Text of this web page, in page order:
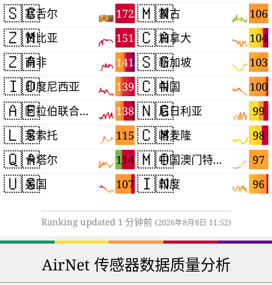
🇸🇨 172
塞舌尔
🇿🇲 151
赞比亚
🇿🇦 141
南非
🇮🇩 139
印度尼西亚
🇦🇪 138
阿拉伯联合酋长国
🇱🇸 115
莱索托
🇶🇦 114
卡塔尔
🇺🇸 107
美国
🇲🇳 106
蒙古
🇨🇦 104
加拿大
🇸🇬 103
新加坡
🇨🇳 100
中国
🇳🇬 99
尼日利亚
🇨🇲 98
喀麦隆
🇲🇴 97
中国澳门特别行政区
🇮🇳 96
印度
Ranking updated 1 分钟前 (2026年8月8日 11:52)
AirNet 传感器数据质量分析